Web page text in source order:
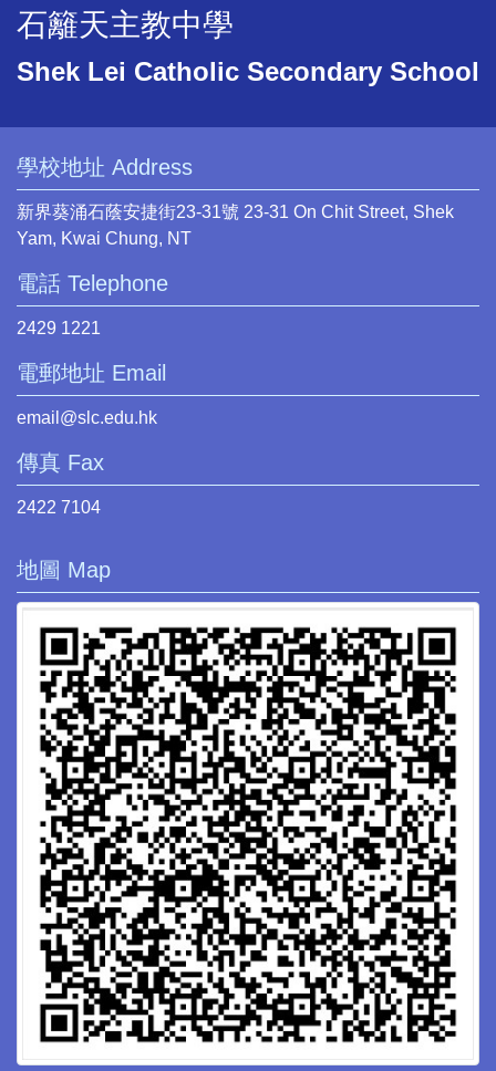
石籬天主教中學
Shek Lei Catholic Secondary School
學校地址 Address
新界葵涌石蔭安捷街23-31號 23-31 On Chit Street, Shek
Yam, Kwai Chung, NT
電話 Telephone
2429 1221
電郵地址 Email
email@slc.edu.hk
傳真 Fax
2422 7104
地圖 Map